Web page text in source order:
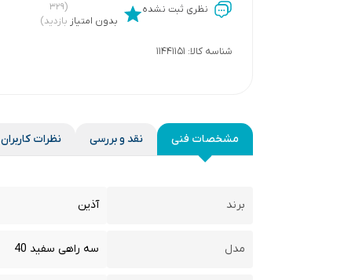
نظری ثبت نشده
بدون امتیاز
(۳۲۹
بازدید)
شناسه کالا: 11441151
مشخصات فنی نقد و بررسی نظرات کاربران
برند آذین
مدل سه راهی سفید 40